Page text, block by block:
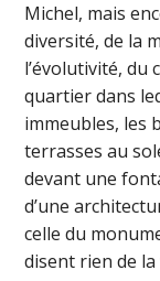
Michel, mais
diversité, de la
l’évolutivité, du
quartier dans
immeubles, les
terrasses au
devant une
d’une
celle du
disent rien de la